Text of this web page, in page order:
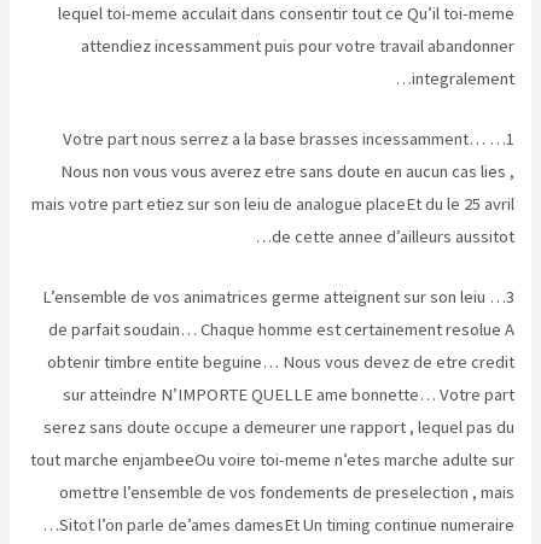
lequel toi-meme acculait dans consentir tout ce Qu’il toi-meme
attendiez incessamment puis pour votre travail abandonner
integralement…
1… Votre part nous serrez a la base brasses incessamment…
Nous non vous vous averez etre sans doute en aucun cas lies ,
mais votre part etiez sur son leiu de analogue placeEt du le 25 avril
de cette annee d’ailleurs aussitot…
3… L’ensemble de vos animatrices germe atteignent sur son leiu
de parfait soudain… Chaque homme est certainement resolue A
obtenir timbre entite beguine… Nous vous devez de etre credit
sur atteindre N’IMPORTE QUELLE ame bonnette… Votre part
serez sans doute occupe a demeurer une rapport , lequel pas du
tout marche enjambeeOu voire toi-meme n’etes marche adulte sur
omettre l’ensemble de vos fondements de preselection , mais
Sitot l’on parle de’ames damesEt Un timing continue numeraire…